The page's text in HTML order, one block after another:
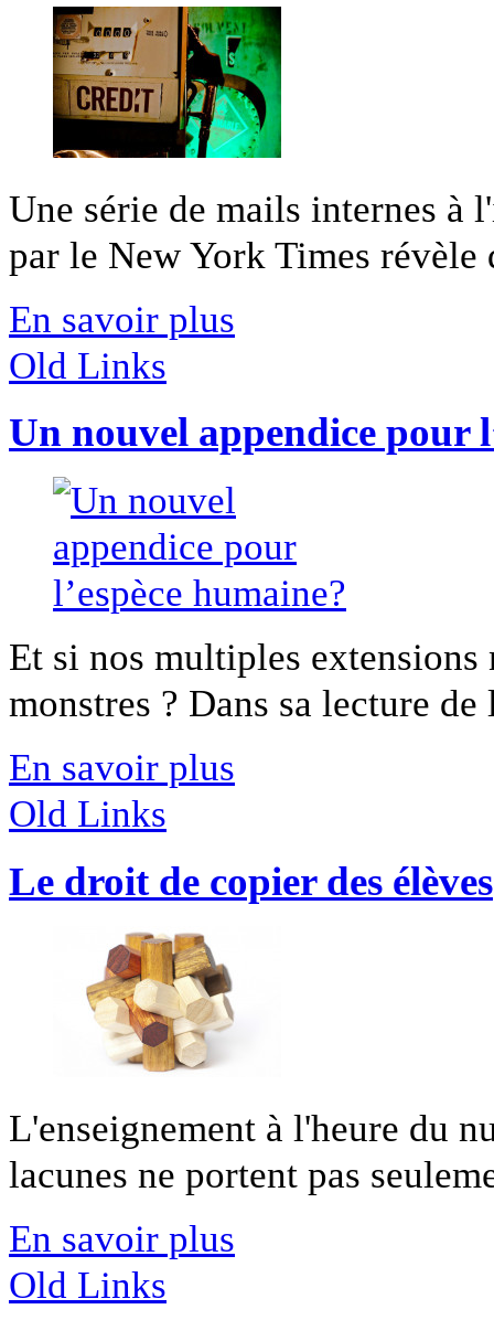
Une série de mails internes à
par le New York Times révèle
En savoir plus
Old Links
Un nouvel appendice pour
Et si nos multiples
monstres ? Dans sa lecture
En savoir plus
Old Links
Le droit de copier des élèves
L'enseignement à l'heure du
lacunes ne portent pas
En savoir plus
Old Links